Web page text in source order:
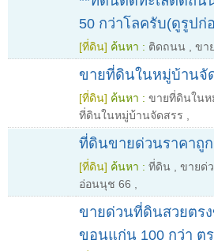
50 กว่าโลครับ(ดูรูปก่
[ที่ดิน] ค้นหา : ติดถนน ขา
ขายที่ดินในหมู่บ้านจั
[ที่ดิน] ค้นหา : ขายที่ดินในห
ที่ดินในหมู่บ้านจัดสรร
ที่ดินขายด่วนราคาถูก
[ที่ดิน] ค้นหา : ที่ดิน ขายด่
อ่อนนุช 66
ขายด่วนที่ดินสวยตร
ขอนแก่น 100 กว่า ต